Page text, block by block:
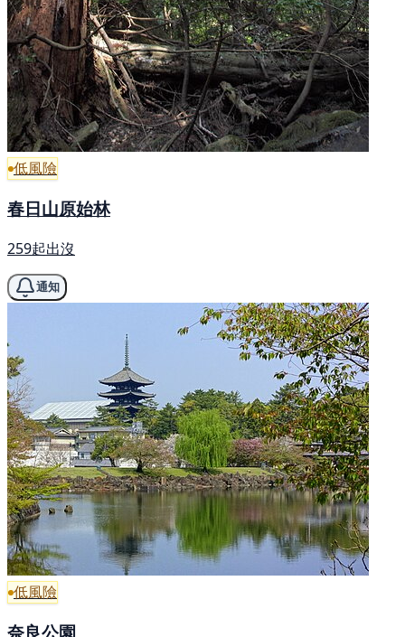
低風險
春日山原始林
259起出沒
通知
低風險
奈良公園